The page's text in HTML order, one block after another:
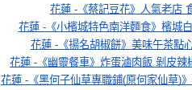
花蓮 -《蔡記豆花》人氣老店
花蓮 -《小檳城特色南洋麵食》檳城
花蓮 -《揚名胡椒餅》美味午茶點
花蓮 -《幽靈餐車》炸蛋滷肉飯 剝皮辣
花蓮 -《黑何子仙草專職鋪(原何家仙草)